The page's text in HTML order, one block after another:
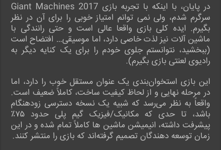
در پایان، با اینکه با تجربه بازی Giant Machines 2017
سرگرم شدم، ولی نمی توانم امتیاز خوبی را برای آن در نظر
بگیرم. ایده کلی بازی واقعا عالی است و حتی رانندگی با
ماشین آلات نیز لذت خاصی دارد، اما موسیقی… افتضاح است
(ببخشید، نتوانستم جلوی خودم را برای یک کنایه دیگر به
رادیوی لعنتی بازی بگیرم).
این بازی استخوان‌بندی یک عنوان مستقل خوب را دارد، اما
در مرحله نهایی و از لحاظ کیفیت ساخت، کاملاً ضعیف است.
واقعاً به نظر می‌رسد که شبیه یک نسخه دسترسی زودهنگام
باشد، تا حدی که مکانیک/فیزیک گیم پلی حدود ۷۵٪
پیشرفت داشته، انیمیشن ماشین ها کاملاً تمام شده و در این
زمان توسعه دهندگان تصمیم گرفته‌اند که بازی را منتشر کنند.